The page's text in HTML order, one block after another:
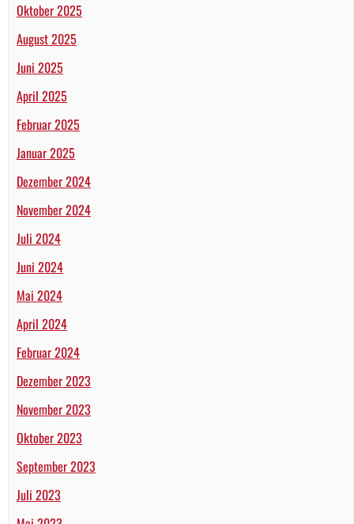
Oktober 2025
August 2025
Juni 2025
April 2025
Februar 2025
Januar 2025
Dezember 2024
November 2024
Juli 2024
Juni 2024
Mai 2024
April 2024
Februar 2024
Dezember 2023
November 2023
Oktober 2023
September 2023
Juli 2023